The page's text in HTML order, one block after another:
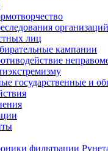
лиц
кампании
государственные и
фильтрации